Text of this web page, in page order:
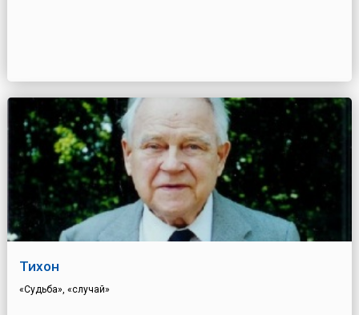
Тихон
«Судьба», «случай»